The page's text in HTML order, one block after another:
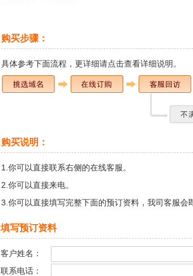
购买步骤：
具体参考下面流程， 更详细请点击查看详细说明 。
购买说明：
1.你可以直接联系右侧的在线客服。
2.你可以直接来电。
3.你可以直接填写完整下面的预订资料，我司客服会
填写预订资料
客户姓名：
联系电话：